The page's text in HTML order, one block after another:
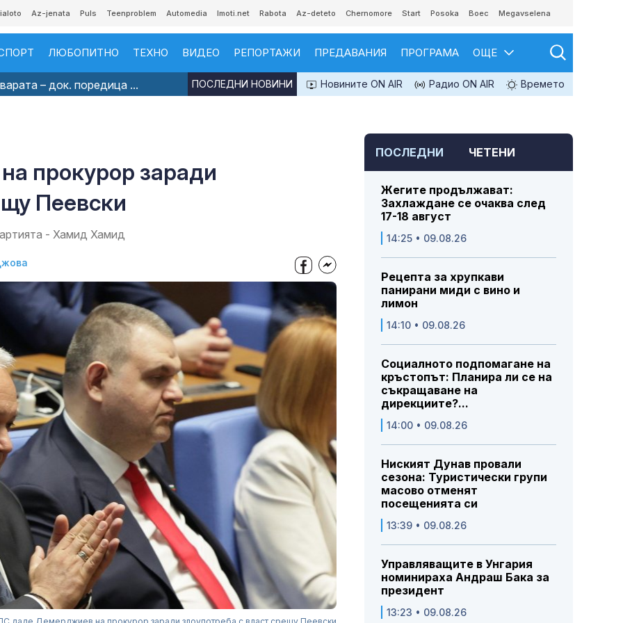
Az-jenata Puls Teenproblem Automedia Imoti.net Rabota Az-deteto Chernomore Start Posoka Boec Megavselena
ЛЮБОПИТНО ТЕХНО ВИДЕО РЕПОРТАЖИ ПРЕДАВАНИЯ ПРОГРАМА ОЩЕ
– док. поредица ... Новините ON AIR Радио ON AIR Времето
ПОСЛЕДНИ НОВИНИ
прокурор заради
Пеевски
- Хамид Хамид
ПОСЛЕДНИ ЧЕТЕНИ
Жегите продължават:
Захлаждане се очаква след
17-18 август
14:25 • 09.08.26
Рецепта за хрупкави
панирани миди с вино и
лимон
14:10 • 09.08.26
Социалното подпомагане на
кръстопът: Планира ли се на
съкращаване на
дирекциите?...
14:00 • 09.08.26
Ниският Дунав провали
сезона: Туристически групи
масово отменят
посещенията си
13:39 • 09.08.26
Управляващите в Унгария
номинираха Андраш Бака за
президент
13:23 • 09.08.26